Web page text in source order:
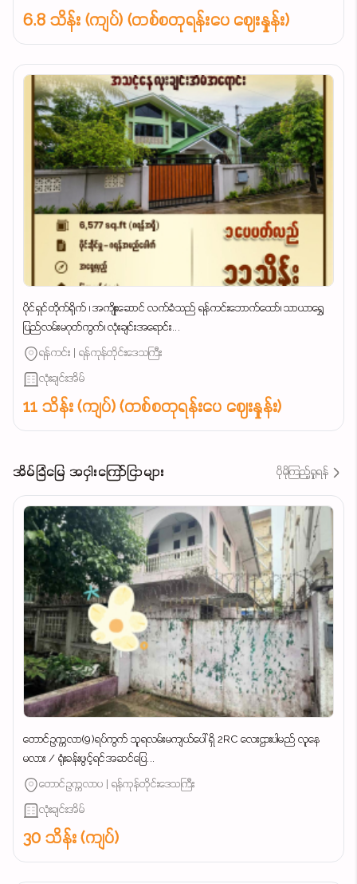
6.8 သိန်း (ကျပ်) (တစ်စတုရန်းပေ ဈေးနှုန်း)
ပိုင်ရှင်တိုက်ရိုက် ၊ အကျိုးဆောင် လက်ခံသည် ရန်ကင်းဘောက်ထော်၊ သာယာရွှေ
ပြည်လမ်းမဂုတ်ကွက်၊ လုံးချင်းအရောင်း...
ရန်ကင်း | ရန်ကုန်တိုင်းဒေသကြီး
လုံးချင်းအိမ်
11 သိန်း (ကျပ်) (တစ်စတုရန်းပေ ဈေးနှုန်း)
အိမ်ခြံမြေ အငှါးကြော်ငြာများ ပိုမိုကြည့်ရှုရန်
တောင်ဥက္ကလာ(9)ရပ်ကွက် သူရလမ်းမကျယ်ပေါ် ရှိ 2RC လေးဌားပါမည် လူနေ
မလား / ရုံးခန်းဖွင့်ရင်အဆင်ပြေ...
တောင်ဥက္ကလာပ | ရန်ကုန်တိုင်းဒေသကြီး
လုံးချင်းအိမ်
30 သိန်း (ကျပ်)